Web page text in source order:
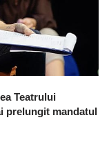
Teatrului
prelungit mandatul